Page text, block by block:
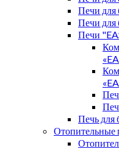
Печи для
Печи для
Печи
Печь
Отопительные